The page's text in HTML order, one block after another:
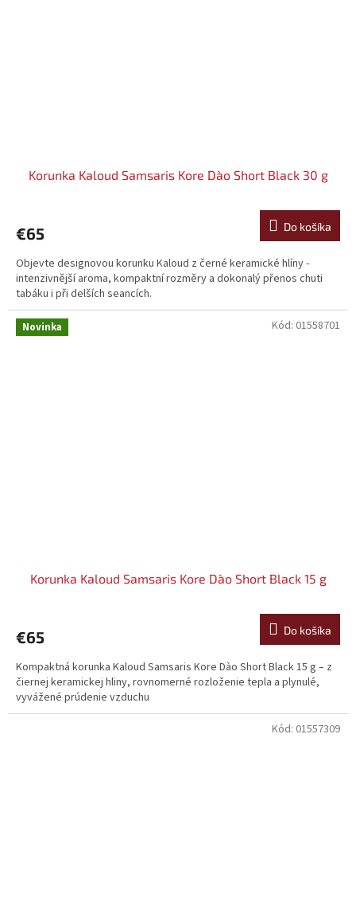
Korunka Kaloud Samsaris Kore Dào Short Black 30 g
€65 Do košíka
Objevte designovou korunku Kaloud z černé keramické hlíny -
intenzivnější aroma, kompaktní rozměry a dokonalý přenos chuti
tabáku i při delších seancích.
Novinka
Korunka Kaloud Samsaris Kore Dào Short Black 15 g
€65 Do košíka
Kompaktná korunka Kaloud Samsaris Kore Dào Short Black 15 g – z
čiernej keramickej hliny, rovnomerné rozloženie tepla a plynulé,
vyvážené prúdenie vzduchu
Kód: 01558701
Kód: 01557309